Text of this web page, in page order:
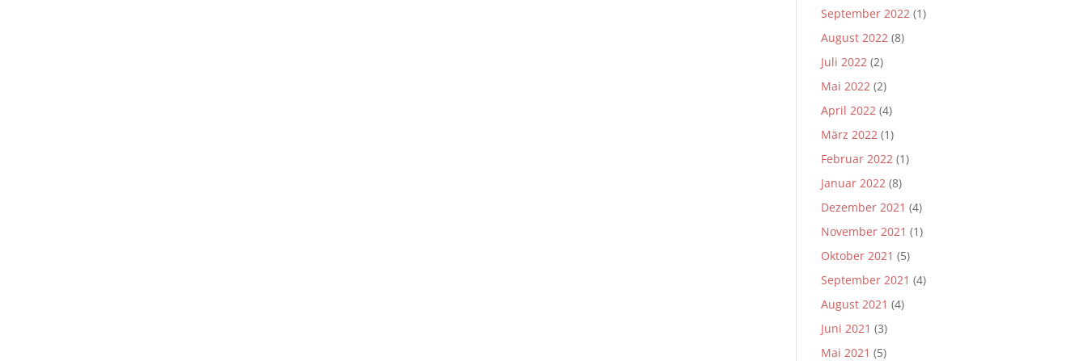
September 2022 (1)
August 2022 (8)
Juli 2022 (2)
Mai 2022 (2)
April 2022 (4)
März 2022 (1)
Februar 2022 (1)
Januar 2022 (8)
Dezember 2021 (4)
November 2021 (1)
Oktober 2021 (5)
September 2021 (4)
August 2021 (4)
Juni 2021 (3)
Mai 2021 (5)